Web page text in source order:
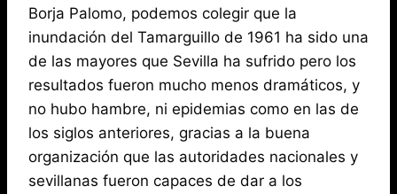
Borja Palomo, podemos colegir que la
inundación del Tamarguillo de 1961 ha sido una
de las mayores que Sevilla ha sufrido pero los
resultados fueron mucho menos dramáticos, y
no hubo hambre, ni epidemias como en las de
los siglos anteriores, gracias a la buena
organización que las autoridades nacionales y
sevillanas fueron capaces de dar a los